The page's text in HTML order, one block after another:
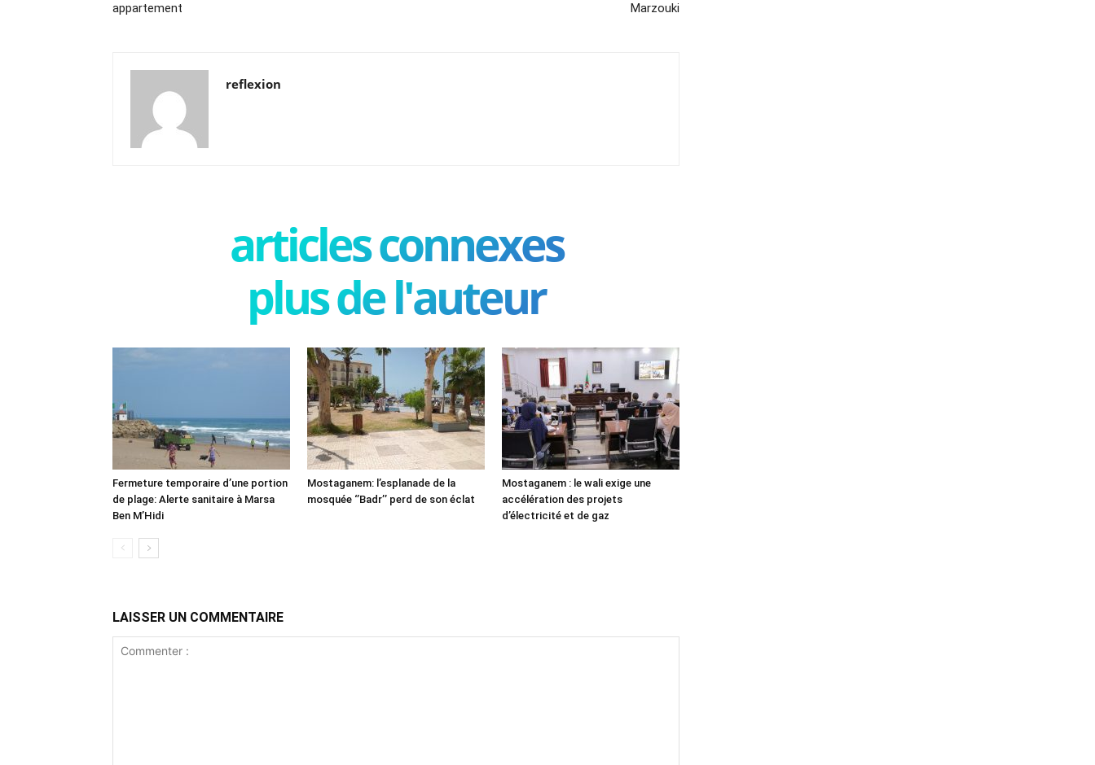
appartement
Marzouki
reflexion
articles connexes
plus de l'auteur
Fermeture temporaire d’une portion
de plage: Alerte sanitaire à Marsa
Ben M’Hidi
Mostaganem: l’esplanade de la
mosquée ‘’Badr’’ perd de son éclat
Mostaganem : le wali exige une
accélération des projets
d’électricité et de gaz
LAISSER UN COMMENTAIRE